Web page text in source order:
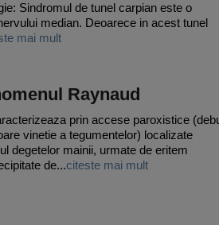
Sindromul de tunel carpian este o
median. Deoarece in acest tunel
mai mult
Raynaud
prin accese paroxistice
vinetie a tegumentelor) localizate
degetelor mainii, urmate de eritem
de...citeste mai mult